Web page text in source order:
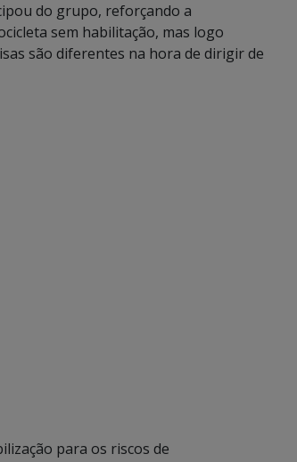
do grupo, reforçando a
sem habilitação, mas logo
são diferentes na hora de dirigir de
para os riscos de